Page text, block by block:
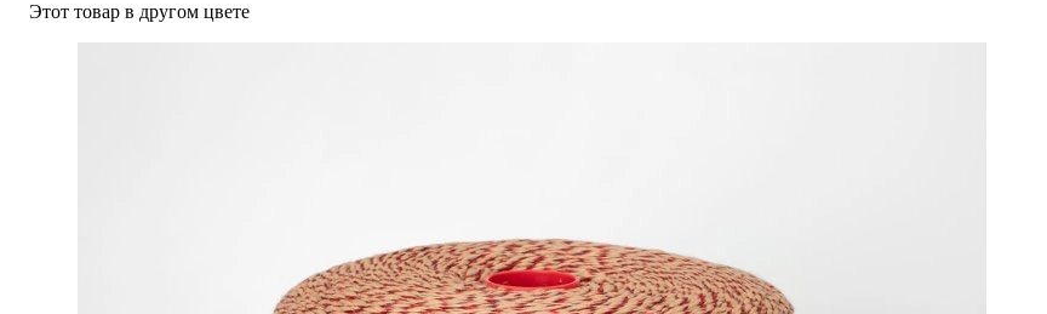
Этот товар в другом цвете